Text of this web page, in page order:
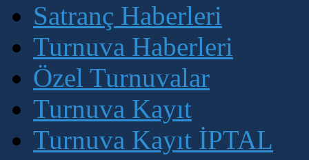
Satranç Haberleri
Turnuva Haberleri
Özel Turnuvalar
Turnuva Kayıt
Turnuva Kayıt İPTAL